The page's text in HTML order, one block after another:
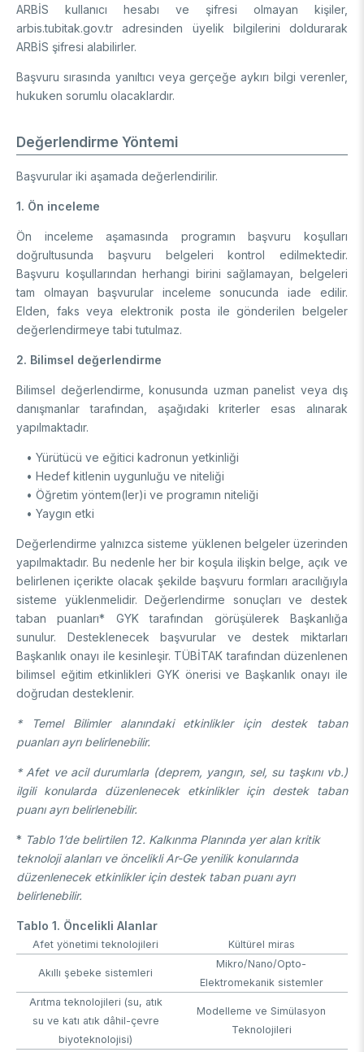
ARBİS kullanıcı hesabı ve şifresi olmayan kişiler,
arbis.tubitak.gov.tr adresinden üyelik bilgilerini doldurarak
ARBİS şifresi alabilirler.
Başvuru sırasında yanıltıcı veya gerçeğe aykırı bilgi verenler,
hukuken sorumlu olacaklardır.
Değerlendirme Yöntemi
Başvurular iki aşamada değerlendirilir.
1. Ön inceleme
Ön inceleme aşamasında programın başvuru koşulları
doğrultusunda başvuru belgeleri kontrol edilmektedir.
Başvuru koşullarından herhangi birini sağlamayan, belgeleri
tam olmayan başvurular inceleme sonucunda iade edilir.
Elden, faks veya elektronik posta ile gönderilen belgeler
değerlendirmeye tabi tutulmaz.
2. Bilimsel değerlendirme
Bilimsel değerlendirme, konusunda uzman panelist veya dış
danışmanlar tarafından, aşağıdaki kriterler esas alınarak
yapılmaktadır.
• Yürütücü ve eğitici kadronun yetkinliği
• Hedef kitlenin uygunluğu ve niteliği
• Öğretim yöntem(ler)i ve programın niteliği
• Yaygın etki
Değerlendirme yalnızca sisteme yüklenen belgeler üzerinden
yapılmaktadır. Bu nedenle her bir koşula ilişkin belge, açık ve
belirlenen içerikte olacak şekilde başvuru formları aracılığıyla
sisteme yüklenmelidir. Değerlendirme sonuçları ve destek
taban puanları* GYK tarafından görüşülerek Başkanlığa
sunulur. Desteklenecek başvurular ve destek miktarları
Başkanlık onayı ile kesinleşir. TÜBİTAK tarafından düzenlenen
bilimsel eğitim etkinlikleri GYK önerisi ve Başkanlık onayı ile
doğrudan desteklenir.
* Temel Bilimler alanındaki etkinlikler için destek taban
puanları ayrı belirlenebilir.
* Afet ve acil durumlarla (deprem, yangın, sel, su taşkını vb.)
ilgili konularda düzenlenecek etkinlikler için destek taban
puanı ayrı belirlenebilir.
* Tablo 1’de belirtilen 12. Kalkınma Planında yer alan kritik
teknoloji alanları ve öncelikli Ar-Ge yenilik konularında
düzenlenecek etkinlikler için destek taban puanı ayrı
belirlenebilir.
Tablo 1. Öncelikli Alanlar
Afet yönetimi teknolojileri Kültürel miras
Akıllı şebeke sistemleri
Mikro/Nano/Opto-
Elektromekanik sistemler
Arıtma teknolojileri (su, atık
su ve katı atık dâhil-çevre
biyoteknolojisi)
Modelleme ve Simülasyon
Teknolojileri